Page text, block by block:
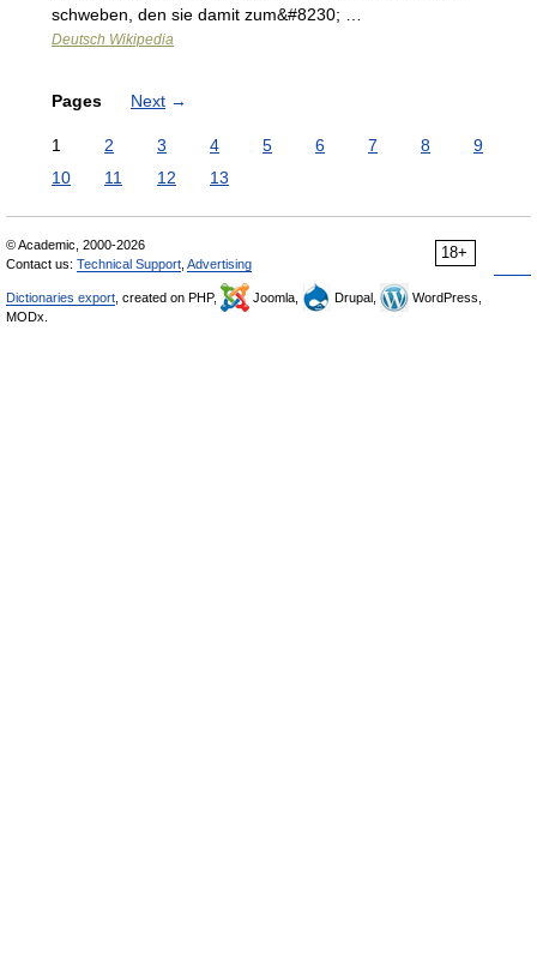
schweben, den sie damit zum&#8230; …
Deutsch Wikipedia
Pages Next →
1 2 3 4 5 6 7 8
9
10
11 12 13
18+
© Academic, 2000-2026
Contact us: Technical Support Advertising
Dictionaries export , created on PHP, Joomla, Drupal,
WordPress,
MODx.